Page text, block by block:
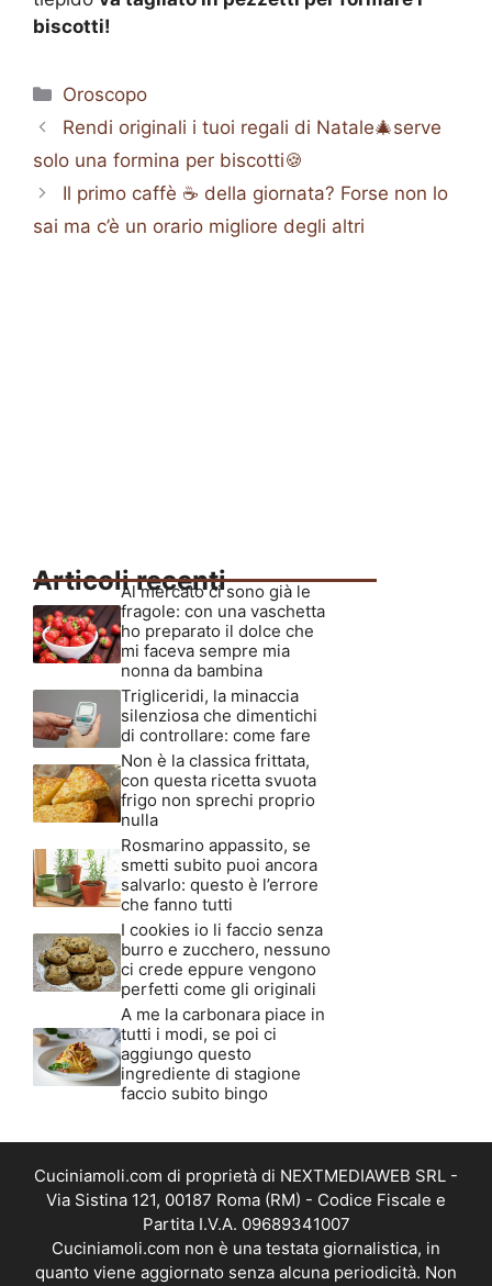
biscotti!
Categorie
Oroscopo
Rendi originali i tuoi regali di Natale🎄serve
solo una formina per biscotti🍪
Il primo caffè ☕️ della giornata? Forse non lo
sai ma c’è un orario migliore degli altri
Articoli recenti
Al mercato ci sono già le
fragole: con una vaschetta
ho preparato il dolce che
mi faceva sempre mia
nonna da bambina
Trigliceridi, la minaccia
silenziosa che dimentichi
di controllare: come fare
Non è la classica frittata,
con questa ricetta svuota
frigo non sprechi proprio
nulla
Rosmarino appassito, se
smetti subito puoi ancora
salvarlo: questo è l’errore
che fanno tutti
I cookies io li faccio senza
burro e zucchero, nessuno
ci crede eppure vengono
perfetti come gli originali
A me la carbonara piace in
tutti i modi, se poi ci
aggiungo questo
ingrediente di stagione
faccio subito bingo
Cuciniamoli.com di proprietà di NEXTMEDIAWEB SRL -
Via Sistina 121, 00187 Roma (RM) - Codice Fiscale e
Partita I.V.A. 09689341007
Cuciniamoli.com non è una testata giornalistica, in
quanto viene aggiornato senza alcuna periodicità. Non